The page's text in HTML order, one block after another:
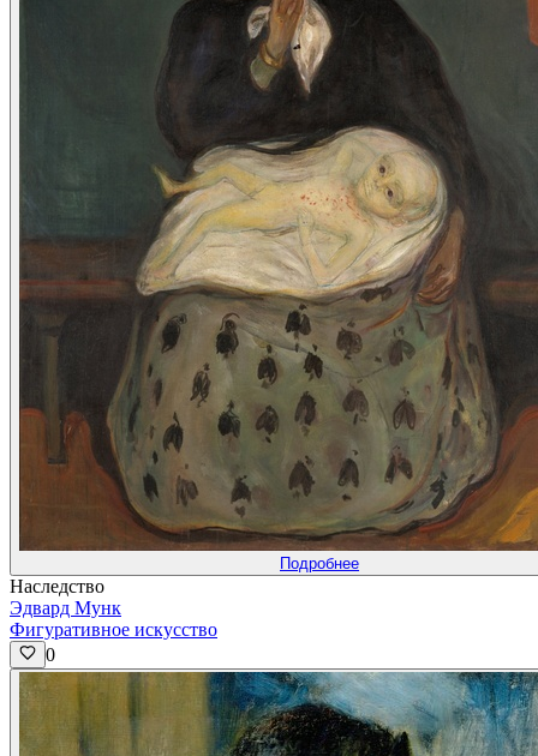
Подробнее
Наследство
Эдвард Мунк
Фигуративное искусство
0